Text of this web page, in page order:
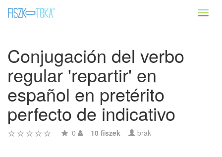
Conjugación del verbo
regular 'repartir' en
español en pretérito
perfecto de indicativo
0 10 fiszek brak